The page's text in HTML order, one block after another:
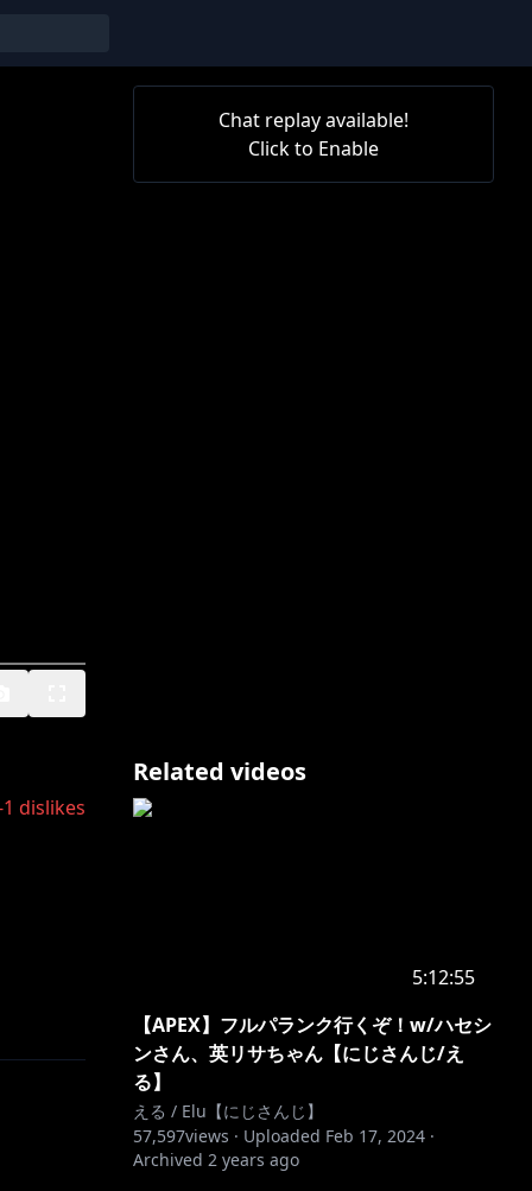
Chat replay available!
Click to Enable
dislikes
Related videos
5:12:55
【APEX】フルパランク行くぞ！w/ハセシ
ンさん、英リサちゃん【にじさんじ/え
る】
える / Elu【にじさんじ】
57,597views · Uploaded Feb 17, 2024 ·
Archived 2 years ago